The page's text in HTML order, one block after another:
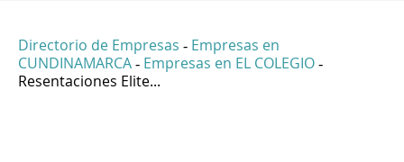
Directorio de Empresas - Empresas en
CUNDINAMARCA - Empresas en EL COLEGIO -
Resentaciones Elite...